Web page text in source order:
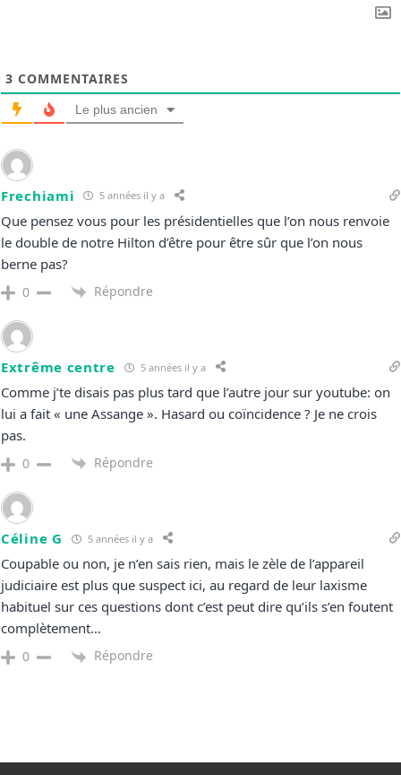
3 COMMENTAIRES
Le plus ancien
Frechiami 5 années il y a
Que pensez vous pour les présidentielles que l’on nous renvoie
le double de notre Hilton d’être pour être sûr que l’on nous
berne pas?
0 Répondre
Extrême centre 5 années il y a
Comme j’te disais pas plus tard que l’autre jour sur youtube: on
lui a fait « une Assange ». Hasard ou coïncidence ? Je ne crois
pas.
0 Répondre
Céline G 5 années il y a
Coupable ou non, je n’en sais rien, mais le zèle de l’appareil
judiciaire est plus que suspect ici, au regard de leur laxisme
habituel sur ces questions dont c’est peut dire qu’ils s’en foutent
complètement…
0 Répondre